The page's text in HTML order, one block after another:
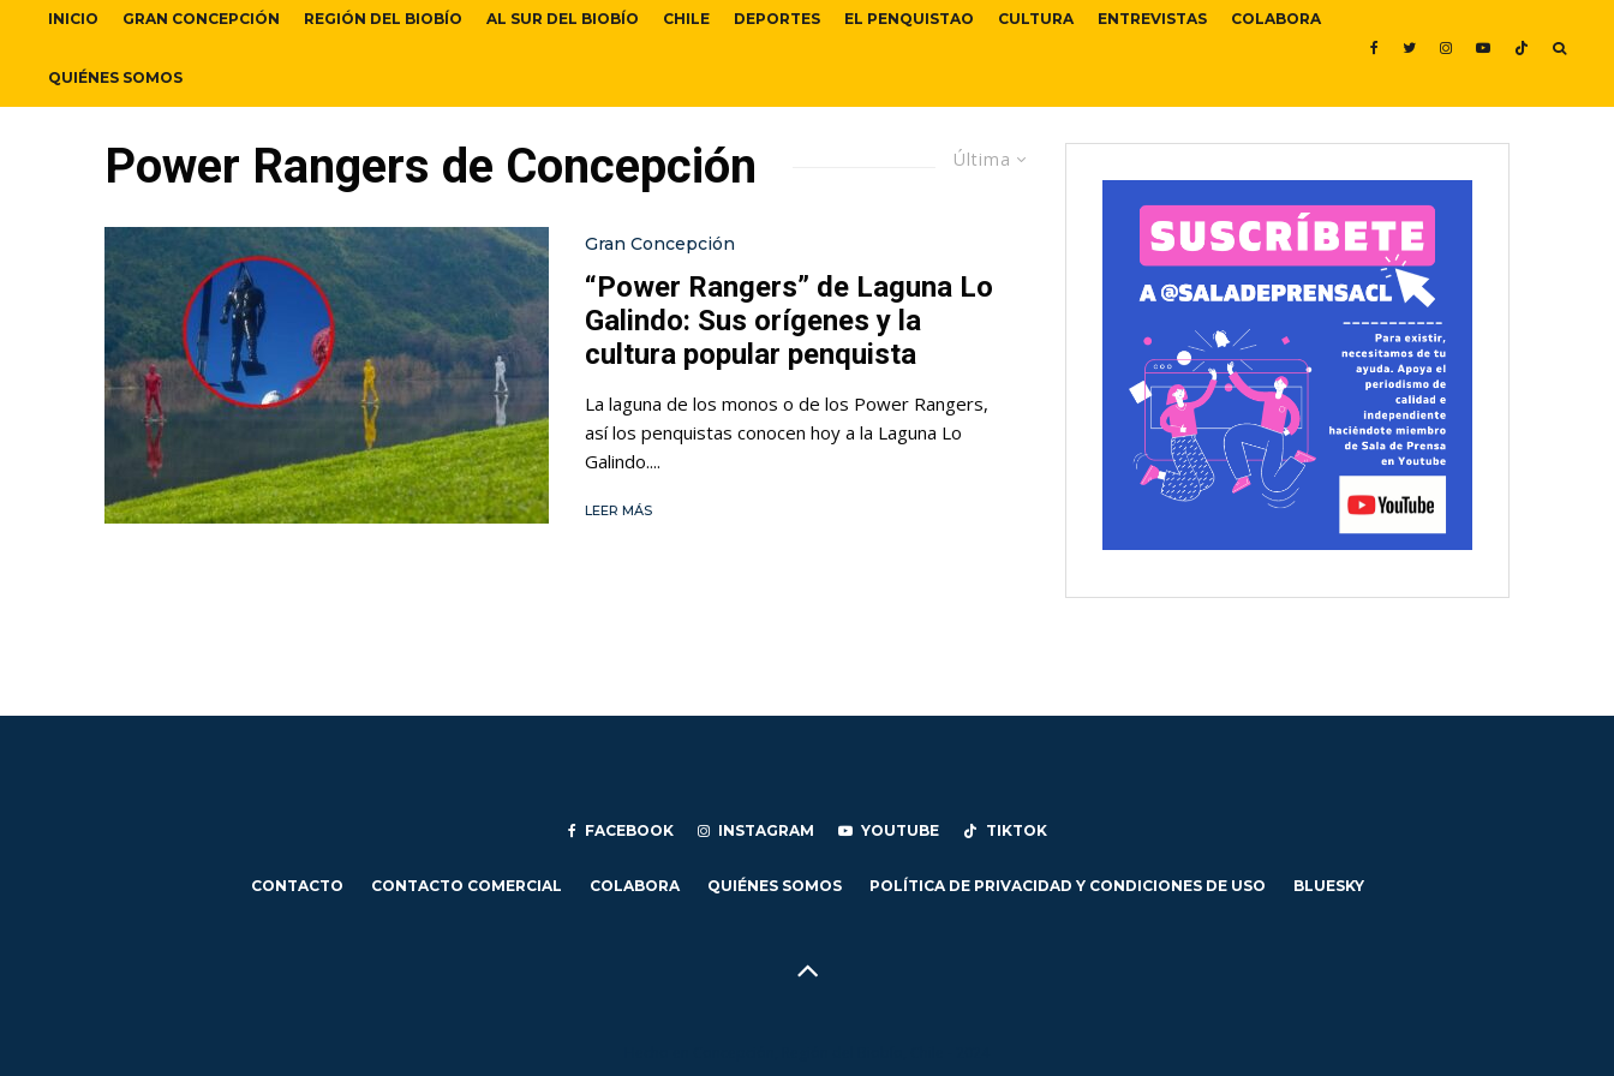
INICIO GRAN CONCEPCIÓN REGIÓN DEL BIOBÍO AL SUR DEL BIOBÍO CHILE DEPORTES EL PENQUISTAO CULTURA ENTREVISTAS COLABORA
QUIÉNES SOMOS
Última
Power Rangers de Concepción
Gran Concepción
“Power Rangers” de Laguna Lo
Galindo: Sus orígenes y la
cultura popular penquista
La laguna de los monos o de los Power Rangers,
así los penquistas conocen hoy a la Laguna Lo
Galindo....
LEER MÁS
FACEBOOK INSTAGRAM YOUTUBE TIKTOK
CONTACTO CONTACTO COMERCIAL COLABORA QUIÉNES SOMOS POLÍTICA DE PRIVACIDAD Y CONDICIONES DE USO BLUESKY